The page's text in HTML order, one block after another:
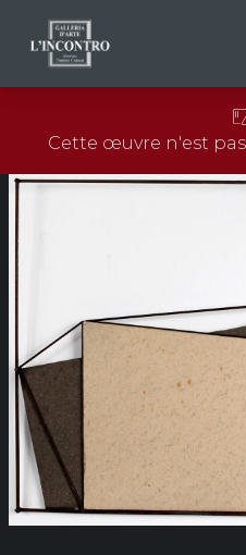
NEWS ED EVENTS
ARTISTES ET ŒUVRES
Cette œuvre n'est